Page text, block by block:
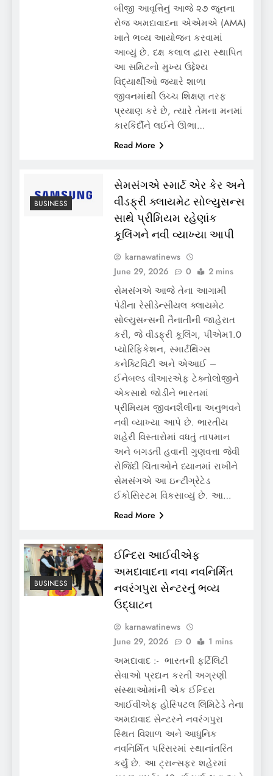
બીજી આવૃત્તિનું આજે ૨૭ જૂનના
રોજ અમદાવાદના એએમએ (AMA)
ખાતે ભવ્ય આયોજન કરવામાં
આવ્યું છે. દક્ષ કલાલ દ્વારા સ્થાપિત
આ સમિટનો મુખ્ય ઉદ્દેશ્ય
વિદ્યાર્થીઓ જ્યારે શાળા
જીવનમાંથી ઉચ્ચ શિક્ષણ તરફ
પ્રયાણ કરે છે, ત્યારે તેમના મનમાં
કારકિર્દીને લઈને ઊભા…
Read More
BUSINESS
સેમસંગએ સ્માર્ટ એર કેર અને
વીંડફ્રી ક્લાયમેટ સોલ્યુસન્સ
સાથે પ્રીમિયમ રહેણાંક
કૂલિંગને નવી વ્યાખ્યા આપી
karnawatinews
June 29, 2026
0 2 mins
સેમસંગએ આજે તેના આગામી
પેઢીના રેસીડેન્સીયલ ક્લાયમેટ
સોલ્યુસન્સની તૈનાતીની જાહેરાત
કરી, જે વીંડફ્રી કૂલિંગ, પીએમ1.0
પ્યોરિફિકેશન, સ્માર્ટથિંગ્સ
કનેક્ટિવિટી અને એઆઈ –
ઈનેબલ્ડ વીઆરએફ ટેક્નોલોજીને
એકસાથે જોડીને ભારતમાં
પ્રીમિયમ જીવનશૈલીના અનુભવને
નવી વ્યાખ્યા આપે છે. ભારતીય
શહેરી વિસ્તારોમાં વધતું તાપમાન
અને બગડતી હવાની ગુણવત્તા જેવી
રોજિંદી ચિંતાઓને ધ્યાનમાં રાખીને
સેમસંગએ આ ઇન્ટીગ્રેટેડ
ઈકોસિસ્ટમ વિકસાવ્યું છે. આ…
Read More
BUSINESS
ઈન્દિરા આઈવીએફ
અમદાવાદના નવા નવનિર્મિત
નવરંગપુરા સેન્ટરનું ભવ્ય
ઉદ્ઘાટન
karnawatinews
June 29, 2026
0 1 mins
અમદાવાદ :- ભારતની ફર્ટિલિટી
સેવાઓ પ્રદાન કરતી અગ્રણી
સંસ્થાઓમાંની એક ઈન્દિરા
આઈવીએફ હોસ્પિટલ લિમિટેડે તેના
અમદાવાદ સેન્ટરને નવરંગપુરા
સ્થિત વિશાળ અને આધુનિક
નવનિર્મિત પરિસરમાં સ્થાનાંતરિત
કર્યું છે. આ ટ્રાન્સફર શહેરમાં